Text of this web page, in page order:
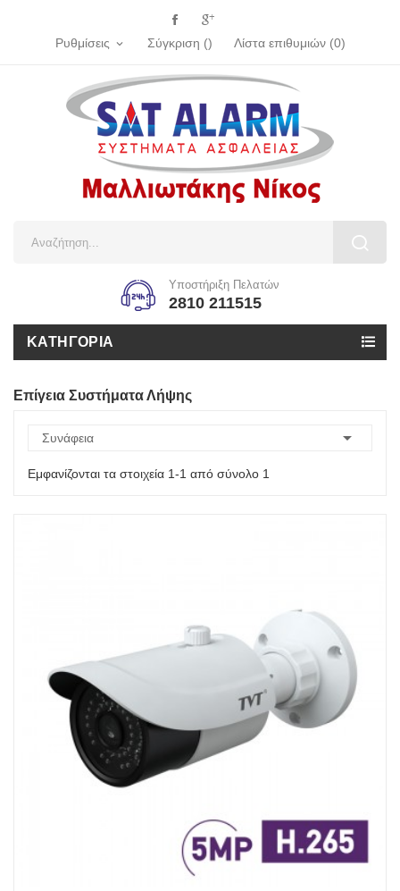
Ρυθμίσεις expand_more Σύγκριση () Λίστα επιθυμιών(0)
Υποστήριξη Πελατών
2810 211515
ΚΑΤΗΓΟΡΊΑ
Επίγεια Συστήματα Λήψης
Συνάφεια 
Εμφανίζονται τα στοιχεία 1-1 από σύνολο 1